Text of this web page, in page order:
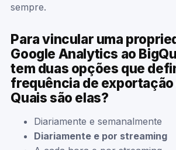
sempre.
Para vincular uma
Google Analytics ao
tem duas opções que
frequência de exportação
Quais são elas?
Diariamente e semanalmente
Diariamente e por streaming